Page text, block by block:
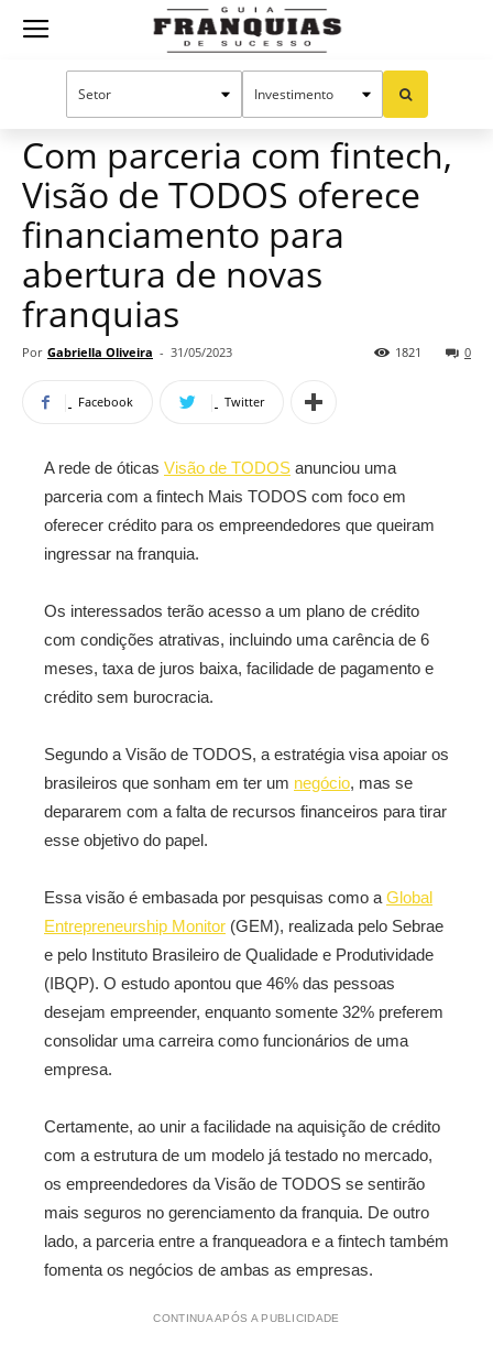
Guia
Sucesso
Mercado de franquias
Com parceria com fintech,
Visão de TODOS oferece
financiamento para
abertura de novas
franquias
Por Gabriella Oliveira - 31/05/2023 0
1821
Facebook Twitter
A rede de óticas Visão de TODOS anunciou uma
parceria com a fintech Mais TODOS com foco em
oferecer crédito para os empreendedores que queiram
ingressar na franquia.
Os interessados terão acesso a um plano de crédito
com condições atrativas, incluindo uma carência de 6
meses, taxa de juros baixa, facilidade de pagamento e
crédito sem burocracia.
Segundo a Visão de TODOS, a estratégia visa apoiar os
brasileiros que sonham em ter um negócio, mas se
depararem com a falta de recursos financeiros para tirar
esse objetivo do papel.
Essa visão é embasada por pesquisas como a Global
Entrepreneurship Monitor (GEM), realizada pelo Sebrae
e pelo Instituto Brasileiro de Qualidade e Produtividade
(IBQP). O estudo apontou que 46% das pessoas
desejam empreender, enquanto somente 32% preferem
consolidar uma carreira como funcionários de uma
empresa.
Certamente, ao unir a facilidade na aquisição de crédito
com a estrutura de um modelo já testado no mercado,
os empreendedores da Visão de TODOS se sentirão
mais seguros no gerenciamento da franquia. De outro
lado, a parceria entre a franqueadora e a fintech também
fomenta os negócios de ambas as empresas.
CONTINUA APÓS A PUBLICIDADE